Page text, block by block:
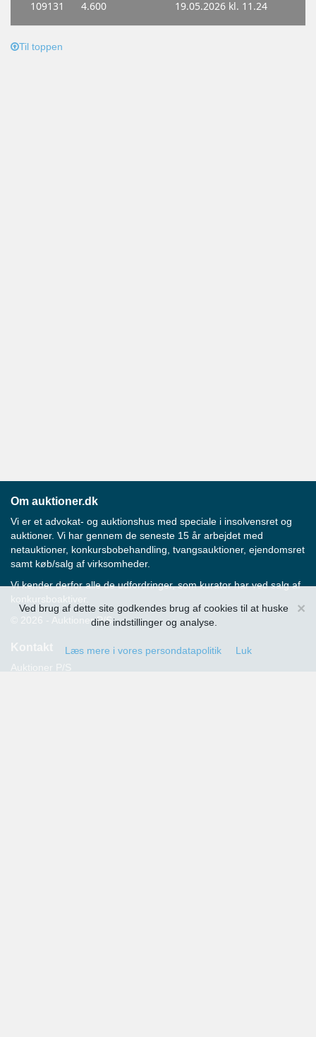
×
Ved brug af dette site godkendes brug af cookies til at huske
dine indstillinger og analyse.
Læs mere i vores persondatapolitik Luk
Til toppen
Om auktioner.dk
Vi er et advokat- og auktionshus med speciale i insolvensret og
auktioner. Vi har gennem de seneste 15 år arbejdet med
netauktioner, konkursbobehandling, tvangsauktioner, ejendomsret
samt køb/salg af virksomheder.
Vi kender derfor alle de udfordringer, som kurator har ved salg af
konkursboaktiver.
© 2026 - Auktioner P/S
Kontakt
Auktioner P/S